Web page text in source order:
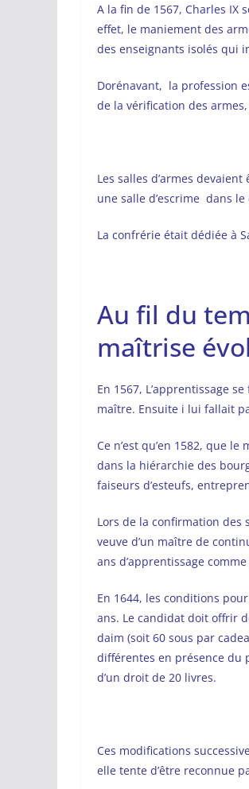
A la fin de 1567, Charles IX
effet, le maniement des
des enseignants isolés qui
Dorénavant, la profession
de la vérification des
Les salles d’armes
une salle d’escrime dans
La confrérie était dédiée à
Au fil du
maîtrise
En 1567, L’apprentissage
maître. Ensuite i lui fallait
Ce n’est qu’en 1582, que
dans la hiérarchie des
faiseurs d’esteufs,
Lors de la confirmation
veuve d’un maître de
ans d’apprentissage
En 1644, les conditions
ans. Le candidat doit offrir
daim (soit 60 sous par
différentes en présence du
d’un droit de 20 livres.
Ces modifications
elle tente d’être reconnue